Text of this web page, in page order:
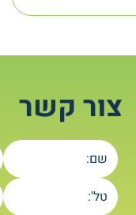
צור קשר
שם:
טל':